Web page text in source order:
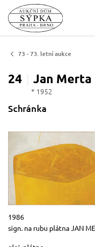
73 - 73. letní aukce
24 Jan Merta
* 1952
Schránka
Popisek období vzniku slovy
1986
Rozměry
Stručný popis předmětu
sign. na rubu plátna JAN